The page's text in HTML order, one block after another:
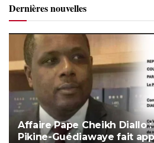
Dernières nouvelles
Affaire Pape Cheikh Diallo
Pikine-Guédiawaye fait